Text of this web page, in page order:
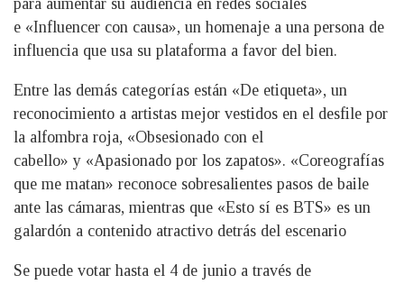
para aumentar su audiencia en redes sociales
e «Influencer con causa», un homenaje a una persona de
influencia que usa su plataforma a favor del bien.
Entre las demás categorías están «De etiqueta», un
reconocimiento a artistas mejor vestidos en el desfile por
la alfombra roja, «Obsesionado con el
cabello» y «Apasionado por los zapatos». «Coreografías
que me matan» reconoce sobresalientes pasos de baile
ante las cámaras, mientras que «Esto sí es BTS» es un
galardón a contenido atractivo detrás del escenario
Se puede votar hasta el 4 de junio a través de